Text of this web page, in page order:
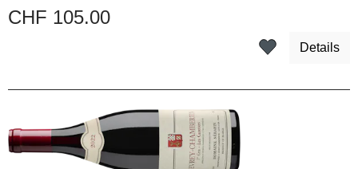
CHF 105.00
Details